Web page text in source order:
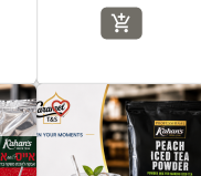
add_shopping_cart
favorite_border